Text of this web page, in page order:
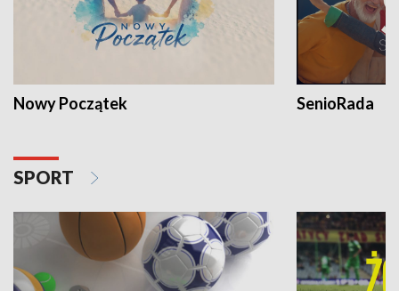
Nowy Początek SenioRada
SPORT